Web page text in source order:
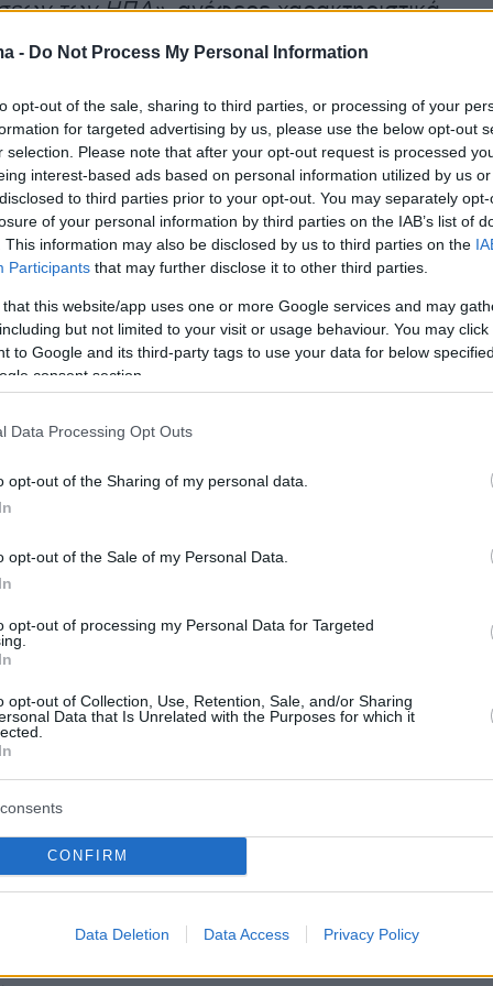
- Do Not Process My Personal Information
opt-out of the sale, sharing to third parties, or processing of your
for targeted advertising by us, please use the below opt-out
selection. Please note that after your opt-out request is processed
interest-based ads based on personal information utilized by us
to third parties prior to your opt-out. You may separately
of your personal information by third parties on the IAB’s list of
This information may also be disclosed by us to third parties on the
Participants that may further disclose it to other third parties.
that this website/app uses one or more Google services and may
but not limited to your visit or usage behaviour. You may
to Google and its third-party tags to use your data for below
consent section.
Data Processing Opt Outs
opt-out of the Sharing of my personal data.
opt-out of the Sale of my Personal Data.
opt-out of processing my Personal Data for Targeted
opt-out of Collection, Use, Retention, Sale, and/or Sharing
Data that Is Unrelated with the Purposes for which it
CONFIRM
Data Deletion Data Access Privacy Policy
των ΗΠΑ», ανέφερε χαρακτηριστικά.
any concessions from America; rather, we
end to the war and a halt to the piracy at sea
to America were generous and responsible.
6JJqedQsAZ
(@clashreport)May 11, 2026
επίσης η ασφαλής διέλευση από τα Στενά
Λίβανο.
μέσω των Στενών του Ορμούζ και η
ασφάλειας στην περιοχή και στον Λίβανο
γενναιόδωρη και υπεύθυνη προσφορά για
ασφάλεια»
τη μεγαλύτερη απειλή για τη διεθνή
, είπε, ακόμα, ο εκπρόσωπος του
του Ιράν, προσθέτοντας:
Ηνωμένων Πολιτειών στην περιοχή, οι
στρατιωτικές βάσεις στην περιοχή αποτελούν